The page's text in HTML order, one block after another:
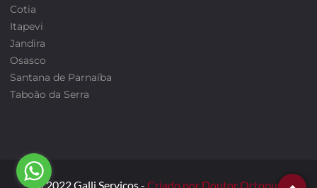
Cotia
Itapevi
Jandira
Osasco
Santana de Parnaíba
Taboão da Serra
© 2022 Galli Serviços - Criado por Doutor Octopus